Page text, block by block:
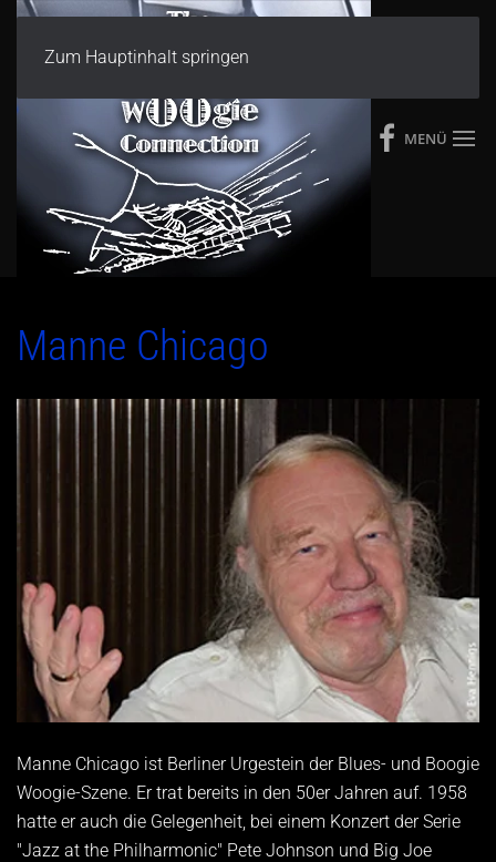
Zum Hauptinhalt springen
MENÜ
Manne Chicago
Manne Chicago ist Berliner Urgestein der Blues- und Boogie
Woogie-Szene. Er trat bereits in den 50er Jahren auf. 1958
hatte er auch die Gelegenheit, bei einem Konzert der Serie
"Jazz at the Philharmonic" Pete Johnson und Big Joe